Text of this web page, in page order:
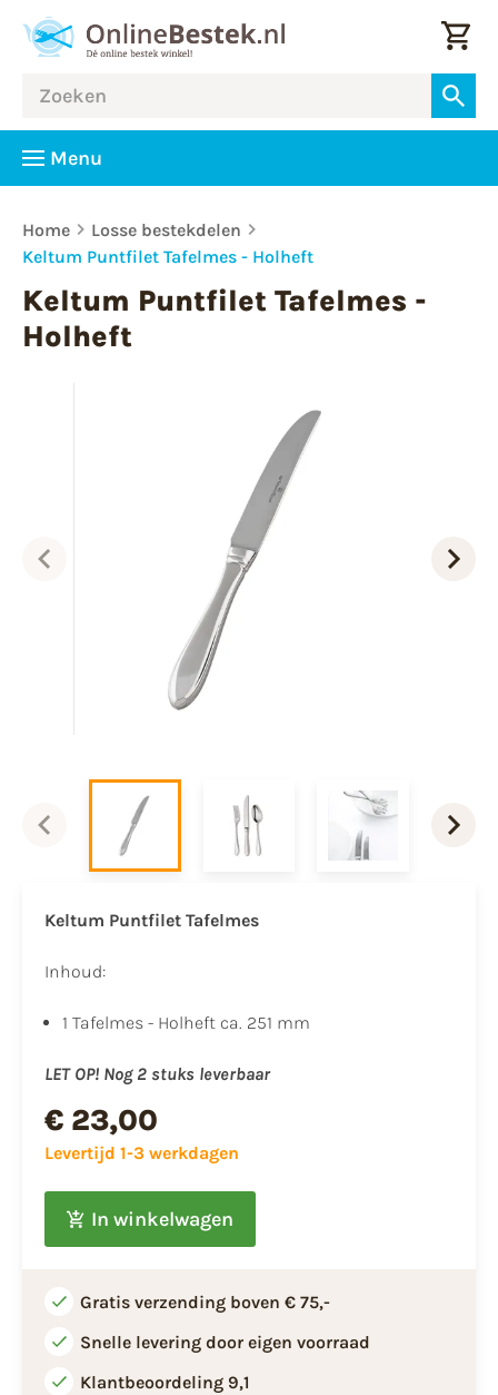
Menu
Home
Losse bestekdelen
Keltum Puntfilet Tafelmes - Holheft
Keltum Puntfilet Tafelmes -
Holheft
Keltum Puntfilet Tafelmes
Inhoud:
1 Tafelmes - Holheft ca. 251 mm
LET OP! Nog 2 stuks leverbaar
€ 23,00
Levertijd 1-3 werkdagen
In winkelwagen
Gratis verzending boven € 75,-
Snelle levering door eigen voorraad
Klantbeoordeling 9,1